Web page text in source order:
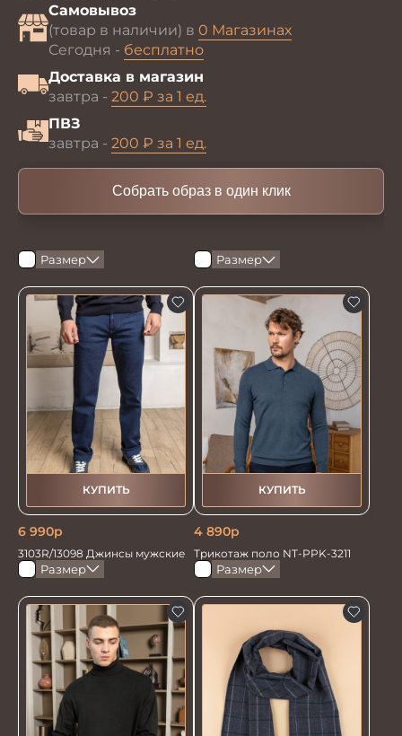
Самовывоз
(товар в наличии) в 0 Магазинах
Сегодня - бесплатно
Доставка в магазин
завтра - 200 ₽ за 1 ед.
ПВЗ
завтра - 200 ₽ за 1 ед.
Собрать образ в один клик
Размер
КУПИТЬ
6 990р
3103R/13098 Джинсы мужские
Размер
КУПИТЬ
4 890р
Трикотаж поло NT-PPK-3211
Размер Размер